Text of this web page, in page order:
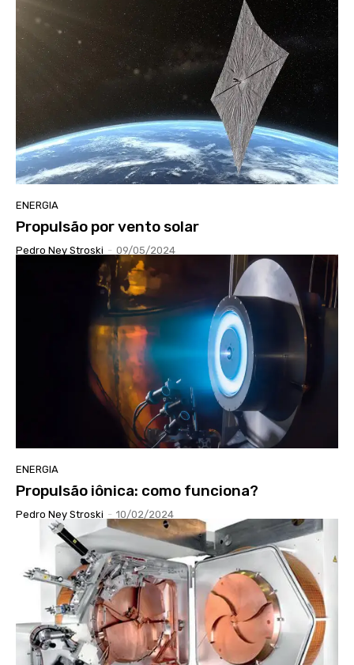
ENERGIA
Propulsão por vento solar
Pedro Ney Stroski - 09/05/2024
ENERGIA
Propulsão iônica: como funciona?
Pedro Ney Stroski - 10/02/2024